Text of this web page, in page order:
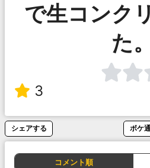
で生コンク
た。
3
シェアする ボケ
コメント順